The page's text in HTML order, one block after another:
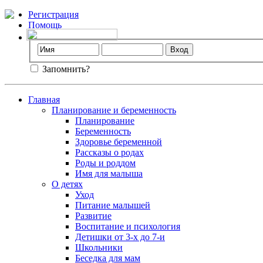
Регистрация
Помощь
Запомнить?
Главная
Планирование и беременность
Планирование
Беременность
Здоровье беременной
Рассказы о родах
Роды и роддом
Имя для малыша
О детях
Уход
Питание малышей
Развитие
Воспитание и психология
Детишки от 3-х до 7-и
Школьники
Беседка для мам